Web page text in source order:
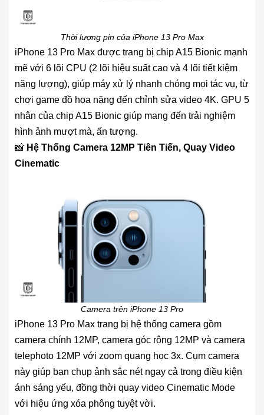
Thời lượng pin của iPhone 13 Pro Max
iPhone 13 Pro Max được trang bị chip A15 Bionic mạnh
mẽ với 6 lõi CPU (2 lõi hiệu suất cao và 4 lõi tiết kiệm
năng lượng), giúp máy xử lý nhanh chóng mọi tác vụ, từ
chơi game đồ họa nặng đến chỉnh sửa video 4K. GPU 5
nhân của chip A15 Bionic giúp mang đến trải nghiệm
hình ảnh mượt mà, ấn tượng.
📸 Hệ Thống Camera 12MP Tiên Tiến, Quay Video
Cinematic
Camera trên iPhone 13 Pro
iPhone 13 Pro Max trang bị hệ thống camera gồm
camera chính 12MP, camera góc rộng 12MP và camera
telephoto 12MP với zoom quang học 3x. Cụm camera
này giúp bạn chụp ảnh sắc nét ngay cả trong điều kiện
ánh sáng yếu, đồng thời quay video Cinematic Mode
với hiệu ứng xóa phông tuyệt vời.